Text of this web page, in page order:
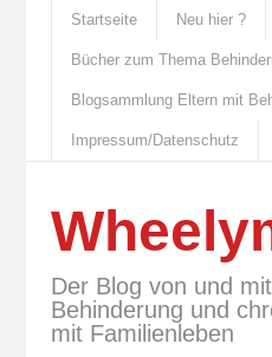
Startseite Neu hier ?
Bücher zum Thema
Blogsammlung Eltern mit
Impressum/Datenschutz
Der Blog von und
Behinderung und
mit Familienleben